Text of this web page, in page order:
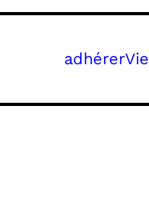
adhérer